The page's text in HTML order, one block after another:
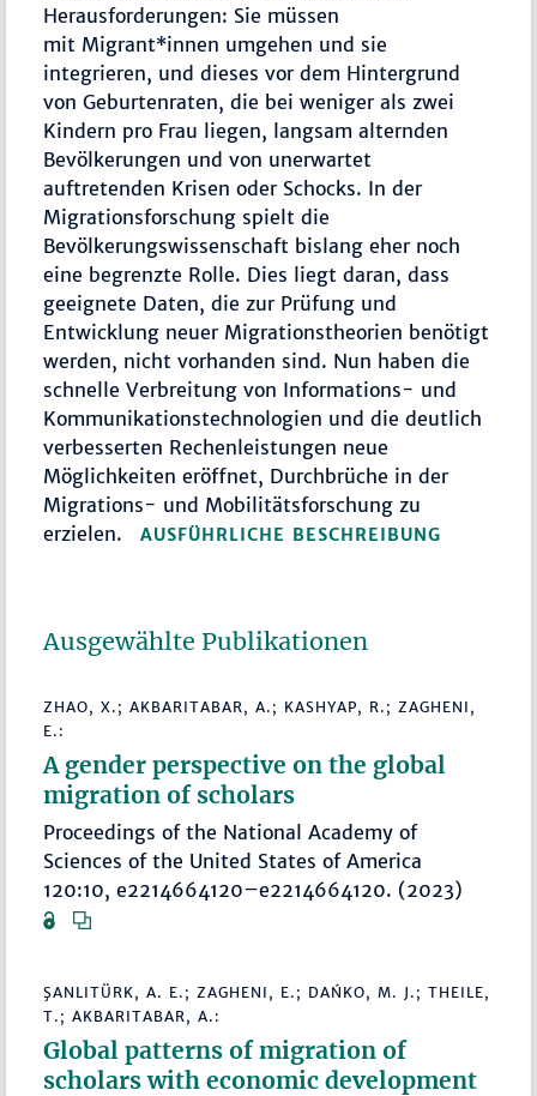
Herausforderungen: Sie müssen
mit Migrant*innen umgehen und sie
integrieren, und dieses vor dem Hintergrund
von Geburtenraten, die bei weniger als zwei
Kindern pro Frau liegen, langsam alternden
Bevölkerungen und von unerwartet
auftretenden Krisen oder Schocks. In der
Migrationsforschung spielt die
Bevölkerungswissenschaft bislang eher noch
eine begrenzte Rolle. Dies liegt daran, dass
geeignete Daten, die zur Prüfung und
Entwicklung neuer Migrationstheorien benötigt
werden, nicht vorhanden sind. Nun haben die
schnelle Verbreitung von Informations- und
Kommunikationstechnologien und die deutlich
verbesserten Rechenleistungen neue
Möglichkeiten eröffnet, Durchbrüche in der
Migrations- und Mobilitätsforschung zu
erzielen.AUSFÜHRLICHE BESCHREIBUNG
Ausgewählte Publikationen
ZHAO, X.; AKBARITABAR, A.; KASHYAP, R.; ZAGHENI,
E.:
A gender perspective on the global
migration of scholars
Proceedings of the National Academy of
Sciences of the United States of America
120:10, e2214664120–e2214664120. (2023)
ŞANLITÜRK, A. E.; ZAGHENI, E.; DAŃKO, M. J.; THEILE,
T.; AKBARITABAR, A.:
Global patterns of migration of
scholars with economic development